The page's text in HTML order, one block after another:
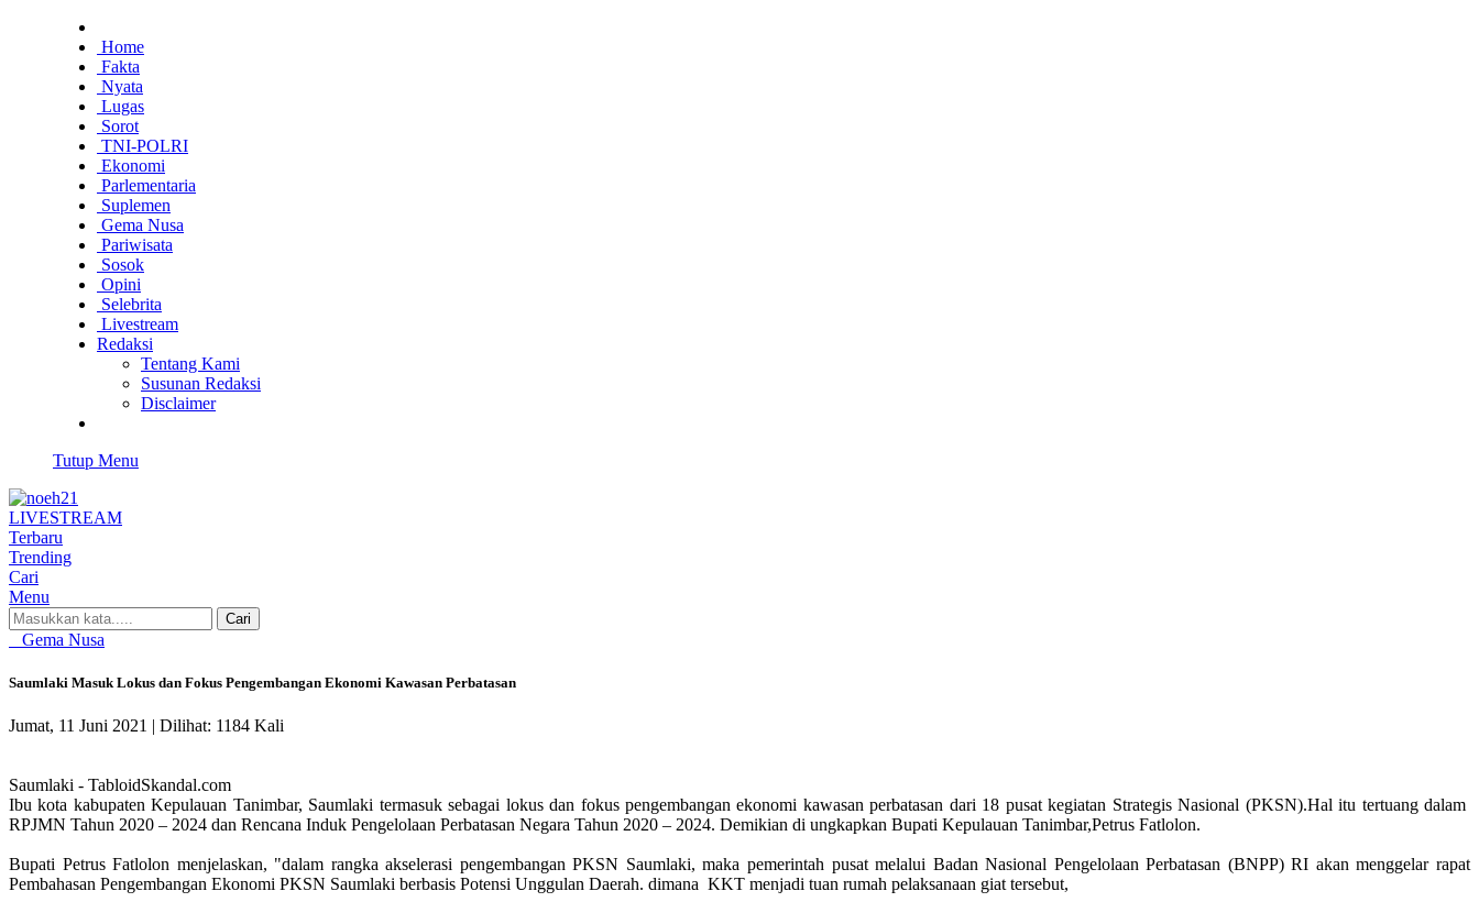
Home
Fakta
Nyata
Lugas
Sorot
TNI-POLRI
Ekonomi
Parlementaria
Suplemen
Gema Nusa
Pariwisata
Sosok
Opini
Selebrita
Livestream
Redaksi
Tentang Kami
Susunan Redaksi
Disclaimer
Tutup Menu
LIVESTREAM
Terbaru
Trending
Cari
Menu
Cari
Gema Nusa
Saumlaki Masuk Lokus dan Fokus Pengembangan Ekonomi Kawasan Perbatasan
Jumat, 11 Juni 2021 | Dilihat: 1184 Kali
Saumlaki - TabloidSkandal.com
Ibu kota kabupaten Kepulauan Tanimbar, Saumlaki termasuk sebagai lokus dan fokus pengembangan ekonomi kawasan perbatasan dari 18 pusat kegiatan Strategis Nasional (PKSN).Hal itu tertuang dalam
RPJMN Tahun 2020 – 2024 dan Rencana Induk Pengelolaan Perbatasan Negara Tahun 2020 – 2024. Demikian di ungkapkan Bupati Kepulauan Tanimbar,Petrus Fatlolon.
Bupati Petrus Fatlolon menjelaskan, "dalam rangka akselerasi pengembangan PKSN Saumlaki, maka pemerintah pusat melalui Badan Nasional Pengelolaan Perbatasan (BNPP) RI akan menggelar rapat
Pembahasan Pengembangan Ekonomi PKSN Saumlaki berbasis Potensi Unggulan Daerah. dimana KKT menjadi tuan rumah pelaksanaan giat tersebut,